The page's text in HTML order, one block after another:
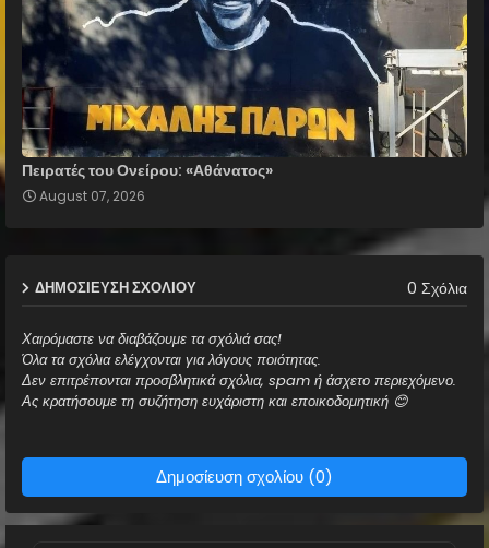
Πειρατές του Ονείρου: «Αθάνατος»
August 07, 2026
ΔΗΜΟΣΊΕΥΣΗ ΣΧΟΛΊΟΥ 0 Σχόλια
Χαιρόμαστε να διαβάζουμε τα σχόλιά σας!
Όλα τα σχόλια ελέγχονται για λόγους ποιότητας.
Δεν επιτρέπονται προσβλητικά σχόλια, spam ή άσχετο περιεχόμενο.
Ας κρατήσουμε τη συζήτηση ευχάριστη και εποικοδομητική 😊
Δημοσίευση σχολίου (0)